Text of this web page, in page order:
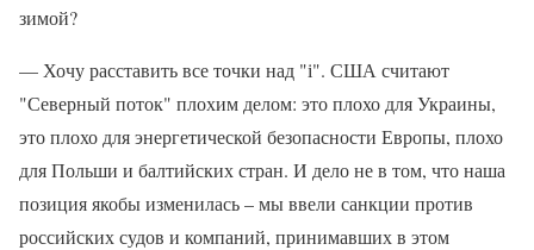
зимой?
— Хочу расставить все точки над "і". США считают
"Северный поток" плохим делом: это плохо для Украины,
это плохо для энергетической безопасности Европы, плохо
для Польши и балтийских стран. И дело не в том, что наша
позиция якобы изменилась – мы ввели санкции против
российских судов и компаний, принимавших в этом